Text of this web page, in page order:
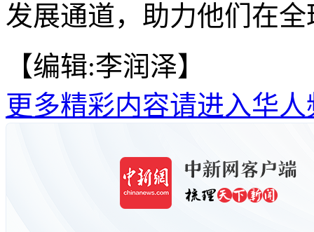
发展通道，助力他们在
【编辑:李润泽】
更多精彩内容请进入华人